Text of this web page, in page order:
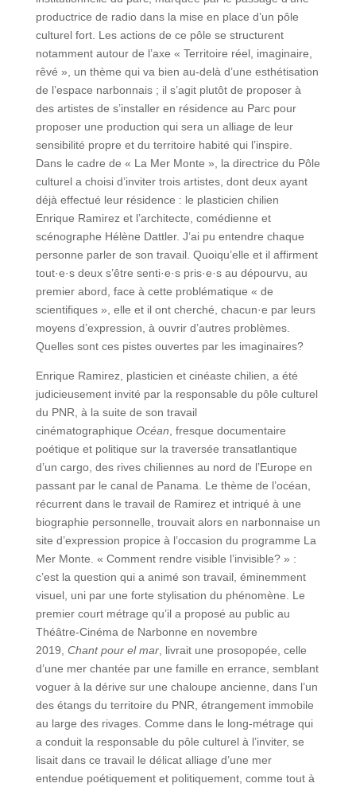
productrice de radio dans la mise en place d’un pôle
culturel fort. Les actions de ce pôle se structurent
notamment autour de l’axe « Territoire réel, imaginaire,
rêvé », un thème qui va bien au-delà d’une esthétisation
de l’espace narbonnais ; il s’agit plutôt de proposer à
des artistes de s’installer en résidence au Parc pour
proposer une production qui sera un alliage de leur
sensibilité propre et du territoire habité qui l’inspire.
Dans le cadre de « La Mer Monte », la directrice du Pôle
culturel a choisi d’inviter trois artistes, dont deux ayant
déjà effectué leur résidence : le plasticien chilien
Enrique Ramirez et l’architecte, comédienne et
scénographe Hélène Dattler. J’ai pu entendre chaque
personne parler de son travail. Quoiqu’elle et il affirment
tout·e·s deux s’être senti·e·s pris·e·s au dépourvu, au
premier abord, face à cette problématique « de
scientifiques », elle et il ont cherché, chacun·e par leurs
moyens d’expression, à ouvrir d’autres problèmes.
Quelles sont ces pistes ouvertes par les imaginaires?
Enrique Ramirez, plasticien et cinéaste chilien, a été
judicieusement invité par la responsable du pôle culturel
du PNR, à la suite de son travail
cinématographique Océan, fresque documentaire
poétique et politique sur la traversée transatlantique
d’un cargo, des rives chiliennes au nord de l’Europe en
passant par le canal de Panama. Le thème de l’océan,
récurrent dans le travail de Ramirez et intriqué à une
biographie personnelle, trouvait alors en narbonnaise un
site d’expression propice à l’occasion du programme La
Mer Monte. « Comment rendre visible l’invisible? » :
c’est la question qui a animé son travail, éminemment
visuel, uni par une forte stylisation du phénomène. Le
premier court métrage qu’il a proposé au public au
Théâtre-Cinéma de Narbonne en novembre
2019, Chant pour el mar, livrait une prosopopée, celle
d’une mer chantée par une famille en errance, semblant
voguer à la dérive sur une chaloupe ancienne, dans l’un
des étangs du territoire du PNR, étrangement immobile
au large des rivages. Comme dans le long-métrage qui
a conduit la responsable du pôle culturel à l’inviter, se
lisait dans ce travail le délicat alliage d’une mer
entendue poétiquement et politiquement, comme tout à